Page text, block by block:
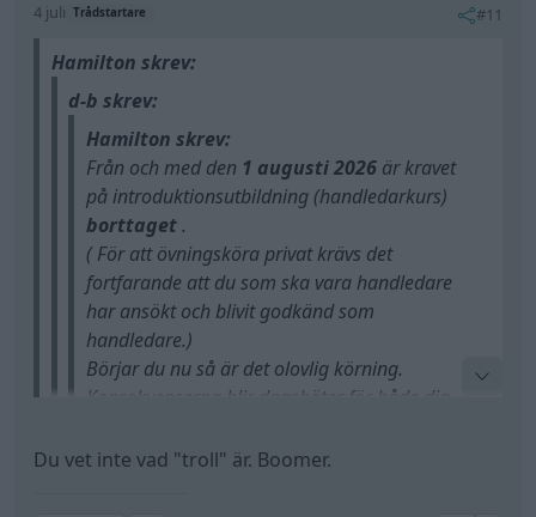
4 juli Trådstartare #11
Hamilton skrev:
d-b skrev:
Hamilton skrev:
Från och med den 1 augusti 2026är kravet
på introduktionsutbildning (handledarkurs)
borttaget.
( För att övningsköra privat krävs det
fortfarande att du som ska vara handledare
har ansökt och blivit godkänd som
handledare.)
Börjar du nu så är det olovlig körning.
Konsekvenserna blir dagsböter för både dig
olovlig körning), samt att ditt
Du vet inte vad "troll" är. Boomer.